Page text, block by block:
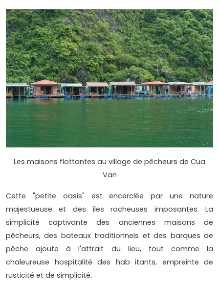
Les maisons flottantes au village de pêcheurs de Cua
Van
Cette "petite oasis" est encerclée par une nature
majestueuse et des îles rocheuses imposantes. La
simplicité captivante des anciennes maisons de
pêcheurs, des bateaux traditionnels et des barques de
pêche ajoute à l'attrait du lieu, tout comme la
chaleureuse hospitalité des hab itants, empreinte de
rusticité et de simplicité.